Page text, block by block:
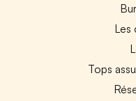
Les
Tops